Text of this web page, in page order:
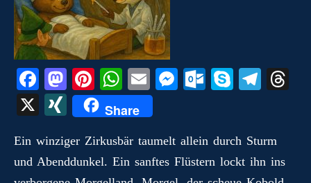
Fa
ce
bo
ok
M
as
to
do
n
Pi
nt
er
es
t
W
ha
ts
A
pp
E
m
ail
M
ng
er
O
ok
.c
S
Te
a
m
X
X
N
G
Share
Ein winziger Zirkusbär taumelt allein durch Sturm
und Abenddunkel. Ein sanftes Flüstern lockt ihn ins